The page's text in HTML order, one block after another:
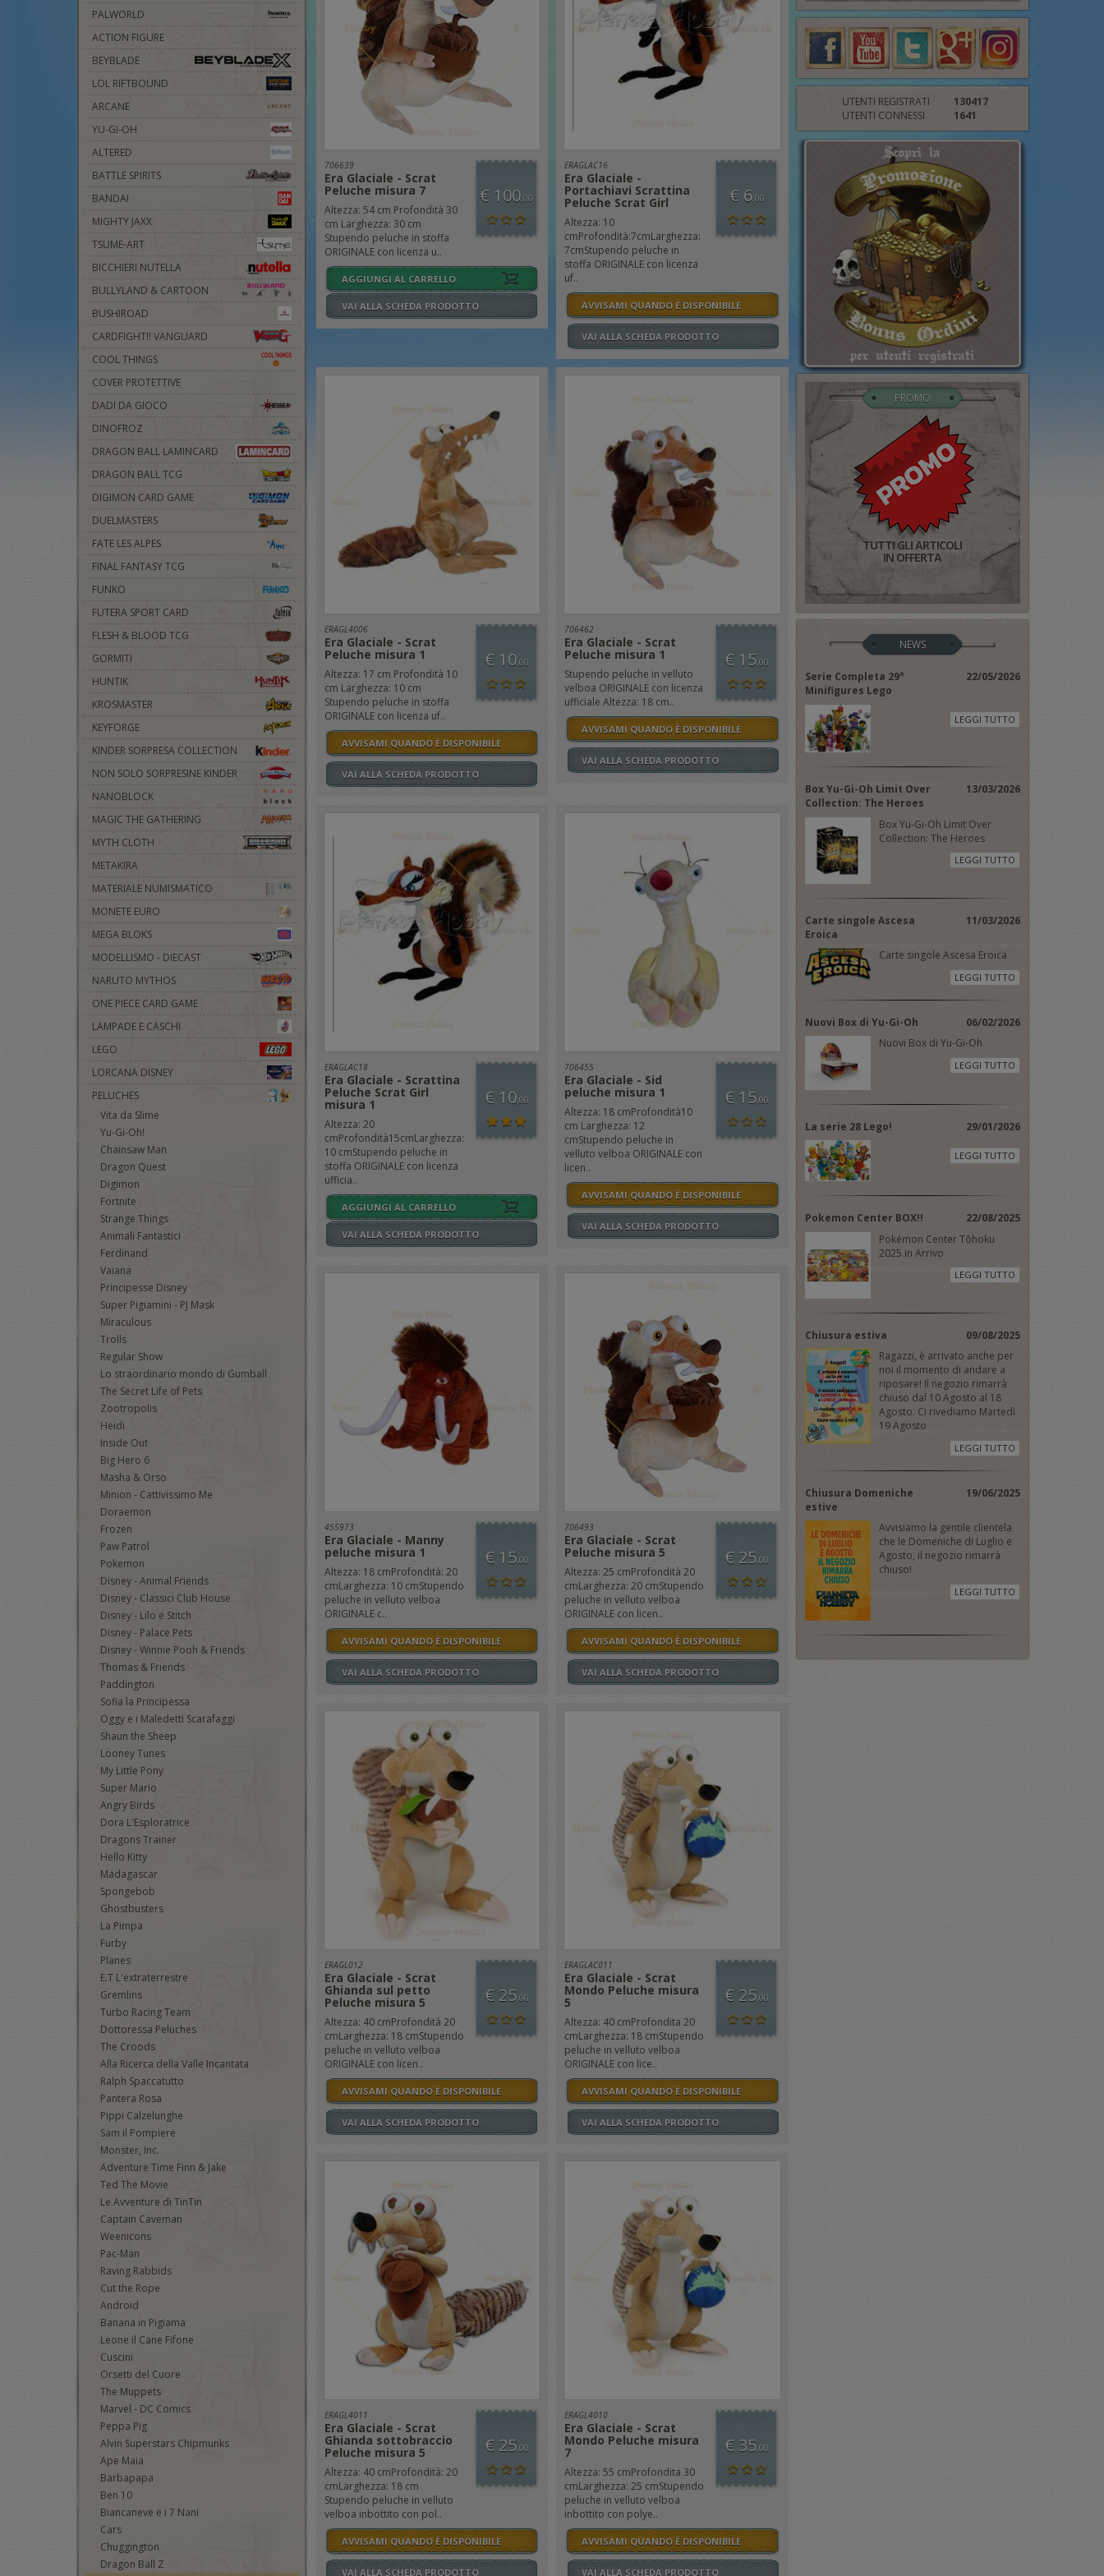
PALWORLD
ACTION FIGURE
BEYBLADE
LOL RIFTBOUND
ARCANE
YU-GI-OH
ALTERED
BATTLE SPIRITS
BANDAI
MIGHTY JAXX
TSUME-ART
BICCHIERI NUTELLA
BULLYLAND & CARTOON
BUSHIROAD
CARDFIGHT!! VANGUARD
COOL THINGS
COVER PROTETTIVE
DADI DA GIOCO
DINOFROZ
DRAGON BALL LAMINCARD
DRAGON BALL TCG
DIGIMON CARD GAME
DUELMASTERS
FATE LES ALPES
FINAL FANTASY TCG
FUNKO
FUTERA SPORT CARD
FLESH & BLOOD TCG
GORMITI
HUNTIK
KROSMASTER
KEYFORGE
KINDER SORPRESA COLLECTION
NON SOLO SORPRESINE KINDER
NANOBLOCK
MAGIC THE GATHERING
MYTH CLOTH
METAKIRA
MATERIALE NUMISMATICO
MONETE EURO
MEGA BLOKS
MODELLISMO - DIECAST
NARUTO MYTHOS
ONE PIECE CARD GAME
LAMPADE E CASCHI
LEGO
LORCANA DISNEY
PELUCHES
Vita da Slime
Yu-Gi-Oh!
Chainsaw Man
Dragon Quest
Digimon
Fortnite
Strange Things
Animali Fantastici
Ferdinand
Vaiana
Principesse Disney
Super Pigiamini - PJ Mask
Miraculous
Trolls
Regular Show
Lo straordinario mondo di Gumball
The Secret Life of Pets
Zootropolis
Heidi
Inside Out
Big Hero 6
Masha & Orso
Minion - Cattivissimo Me
Doraemon
Frozen
Paw Patrol
Pokemon
Disney - Animal Friends
Disney - Classici Club House
Disney - Lilo e Stitch
Disney - Palace Pets
Disney - Winnie Pooh & Friends
Thomas & Friends
Paddington
Sofia la Principessa
Oggy e i Maledetti Scarafaggi
Shaun the Sheep
Looney Tunes
My Little Pony
Super Mario
Angry Birds
Dora L'Esploratrice
Dragons Trainer
Hello Kitty
Madagascar
Spongebob
Ghostbusters
La Pimpa
Furby
Planes
E.T L'extraterrestre
Gremlins
Turbo Racing Team
Dottoressa Peluches
The Croods
Alla Ricerca della Valle Incantata
Ralph Spaccatutto
Pantera Rosa
Pippi Calzelunghe
Sam il Pompiere
Monster, Inc.
Adventure Time Finn & Jake
Ted The Movie
Le Avventure di TinTin
Captain Caveman
Weenicons
Pac-Man
Raving Rabbids
Cut the Rope
Android
Banana in Pigiama
Leone il Cane Fifone
Cuscini
Orsetti del Cuore
The Muppets
Marvel - DC Comics
Peppa Pig
Alvin Superstars Chipmunks
Ape Maia
Barbapapa
Ben 10
Biancaneve e i 7 Nani
Cars
Chuggington
Dragon Ball Z
706639
Era Glaciale - Scrat
Peluche misura 7
Altezza: 54 cm Profondità 30
cm Larghezza: 30 cm
Stupendo peluche in stoffa
ORIGINALE con licenza u..
€ 100,00
AGGIUNGI AL CARRELLO
VAI ALLA SCHEDA PRODOTTO
ERAGLAC16
Era Glaciale -
Portachiavi Scrattina
Peluche Scrat Girl
Altezza: 10
cmProfondità:7cmLarghezza:
7cmStupendo peluche in
stoffa ORIGINALE con licenza
uf..
€ 6,00
AVVISAMI QUANDO È DISPONIBILE
VAI ALLA SCHEDA PRODOTTO
ERAGL4006
Era Glaciale - Scrat
Peluche misura 1
Altezza: 17 cm Profondità 10
cm Larghezza: 10 cm
Stupendo peluche in stoffa
ORIGINALE con licenza uf..
€ 10,00
AVVISAMI QUANDO È DISPONIBILE
VAI ALLA SCHEDA PRODOTTO
706462
Era Glaciale - Scrat
Peluche misura 1
Stupendo peluche in velluto
velboa ORIGINALE con licenza
ufficiale Altezza: 18 cm..
€ 15,00
AVVISAMI QUANDO È DISPONIBILE
VAI ALLA SCHEDA PRODOTTO
ERAGLAC18
Era Glaciale - Scrattina
Peluche Scrat Girl
misura 1
Altezza: 20
cmProfondità15cmLarghezza:
10 cmStupendo peluche in
stoffa ORIGINALE con licenza
ufficia..
€ 10,00
AGGIUNGI AL CARRELLO
VAI ALLA SCHEDA PRODOTTO
706455
Era Glaciale - Sid
peluche misura 1
Altezza: 18 cmProfondità10
cm Larghezza: 12
cmStupendo peluche in
velluto velboa ORIGINALE con
licen..
€ 15,00
AVVISAMI QUANDO È DISPONIBILE
VAI ALLA SCHEDA PRODOTTO
455973
Era Glaciale - Manny
peluche misura 1
Altezza: 18 cmProfondità: 20
cmLarghezza: 10 cmStupendo
peluche in velluto velboa
ORIGINALE c..
€ 15,00
AVVISAMI QUANDO È DISPONIBILE
VAI ALLA SCHEDA PRODOTTO
706493
Era Glaciale - Scrat
Peluche misura 5
Altezza: 25 cmProfondità 20
cmLarghezza: 20 cmStupendo
peluche in velluto velboa
ORIGINALE con licen..
€ 25,00
AVVISAMI QUANDO È DISPONIBILE
VAI ALLA SCHEDA PRODOTTO
ERAGL012
Era Glaciale - Scrat
Ghianda sul petto
Peluche misura 5
Altezza: 40 cmProfondità 20
cmLarghezza: 18 cmStupendo
peluche in velluto velboa
ORIGINALE con licen..
€ 25,00
AVVISAMI QUANDO È DISPONIBILE
VAI ALLA SCHEDA PRODOTTO
ERAGLAC011
Era Glaciale - Scrat
Mondo Peluche misura
5
Altezza: 40 cmProfondita 20
cmLarghezza: 18 cmStupendo
peluche in velluto velboa
ORIGINALE con lice..
€ 25,00
AVVISAMI QUANDO È DISPONIBILE
VAI ALLA SCHEDA PRODOTTO
ERAGL4011
Era Glaciale - Scrat
Ghianda sottobraccio
Peluche misura 5
Altezza: 40 cmProfondità: 20
cmLarghezza: 18 cm
Stupendo peluche in velluto
velboa inbottito con pol..
€ 25,00
AVVISAMI QUANDO È DISPONIBILE
VAI ALLA SCHEDA PRODOTTO
ERAGL4010
Era Glaciale - Scrat
Mondo Peluche misura
7
Altezza: 55 cmProfondita 30
cmLarghezza: 25 cmStupendo
peluche in velluto velboa
inbottito con polye..
€ 35,00
AVVISAMI QUANDO È DISPONIBILE
VAI ALLA SCHEDA PRODOTTO
UTENTI REGISTRATI
130417
UTENTI CONNESSI
1641
PROMO
TUTTI GLI ARTICOLI
IN OFFERTA
NEWS
Serie Completa 29°
Minifigures Lego
22/05/2026
LEGGI TUTTO
Box Yu-Gi-Oh Limit Over
Collection: The Heroes
13/03/2026
Box Yu-Gi-Oh Limit Over
Collection: The Heroes
LEGGI TUTTO
Carte singole Ascesa
Eroica
11/03/2026
Carte singole Ascesa Eroica
LEGGI TUTTO
Nuovi Box di Yu-Gi-Oh
06/02/2026
Nuovi Box di Yu-Gi-Oh
LEGGI TUTTO
La serie 28 Lego! 29/01/2026
LEGGI TUTTO
Pokemon Center BOX!!
22/08/2025
Pokémon Center Tōhoku
2025 in Arrivo
LEGGI TUTTO
Chiusura estiva
09/08/2025
Ragazzi, è arrivato anche per
noi il momento di andare a
riposare! Il negozio rimarrà
chiuso dal 10 Agosto al 18
Agosto. Ci rivediamo Martedì
19 Agosto
LEGGI TUTTO
Chiusura Domeniche
estive
19/06/2025
Avvisiamo la gentile clientela
che le Domeniche di Luglio e
Agosto, il negozio rimarrà
chiuso!
LEGGI TUTTO